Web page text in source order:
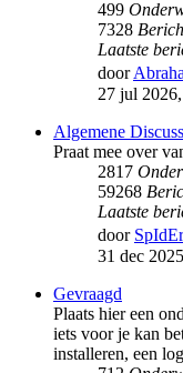
499
7328
Laatste
door
27 jul
Algemene
Praat mee over
2817
59268
Laatste
door
31 dec
Gevraagd
Plaats hier een
iets voor je kan
installeren, een